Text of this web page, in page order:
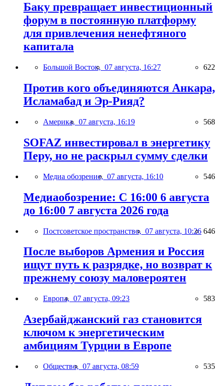
Баку превращает инвестиционный
форум в постоянную платформу
для привлечения ненефтяного
капитала
Большой Восток, 07 августа, 16:27 622
Против кого объединяются Анкара,
Исламабад и Эр-Рияд?
Америка, 07 августа, 16:19 568
SOFAZ инвестировал в энергетику
Перу, но не раскрыл сумму сделки
Медиа обозрение, 07 августа, 16:10 546
Медиаобозрение: С 16:00 6 августа
до 16:00 7 августа 2026 года
Постсоветское пространство, 07 августа, 10:26 646
После выборов Армения и Россия
ищут путь к разрядке, но возврат к
прежнему союзу маловероятен
Европа, 07 августа, 09:23 583
Азербайджанский газ становится
ключом к энергетическим
амбициям Турции в Европе
Общество, 07 августа, 08:59 535